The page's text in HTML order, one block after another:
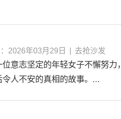
2026年03月29日 去抢沙发
位意志坚定的年轻女子不懈努力
令人不安的真相的故事。...